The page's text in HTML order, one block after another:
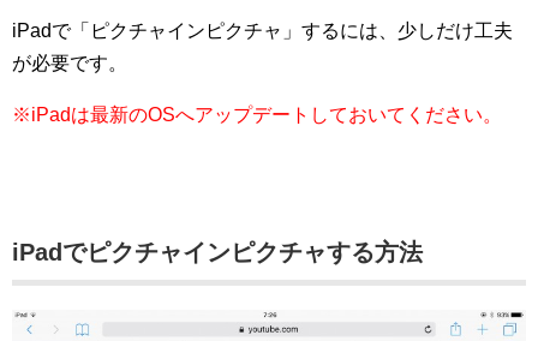
iPadで「ピクチャインピクチャ」するには、少しだけ工夫
が必要です。
※iPadは最新のOSへアップデートしておいてください。
iPadでピクチャインピクチャする方法